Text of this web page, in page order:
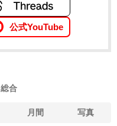
公式YouTube
総合
月間 写真